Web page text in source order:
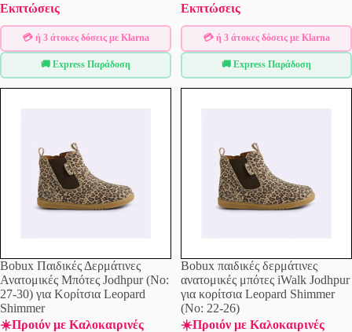
Εκπτώσεις
💳 ή 3 άτοκες δόσεις με Klarna
🚚 Express Παράδοση
Εκπτώσεις
💳 ή 3 άτοκες δόσεις με Klarna
🚚 Express Παράδοση
Bobux Παιδικές Δερμάτινες
Ανατομικές Μπότες Jodhpur (Νο:
27-30) για Κορίτσια Leopard
Shimmer
☀️Προιόν με Καλοκαιρινές
Bobux παιδικές δερμάτινες
ανατομικές μπότες iWalk Jodhpur
για κορίτσια Leopard Shimmer
(No: 22-26)
☀️Προιόν με Καλοκαιρινές